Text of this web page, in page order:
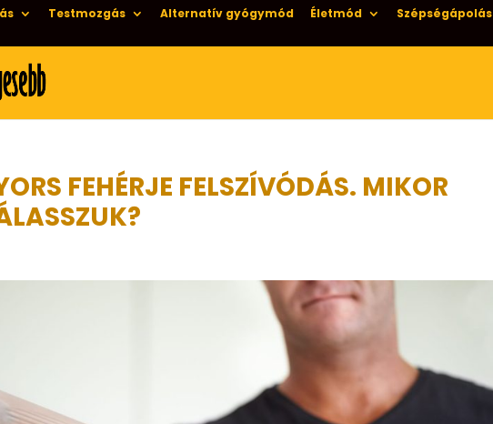
Testmozgás Alternatív gyógymód Életmód Szépségápolás
FEHÉRJE FELSZÍVÓDÁS. MIKOR